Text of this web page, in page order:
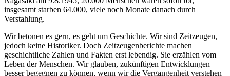
insgesamt starben 64.000, viele noch Monate danach durch
Verstahlung.
Wir betonen es gern, es geht um Geschichte. Wir sind Zeitzeugen,
jedoch keine Historiker. Doch Zeitzeugenberichte machen
geschichtliche Zahlen und Fakten erst lebendig. Sie erzählen vom
Leben der Menschen. Wir glauben, zukünftigen Entwicklungen
besser begegnen zu können, wenn wir die Vergangenheit verstehen